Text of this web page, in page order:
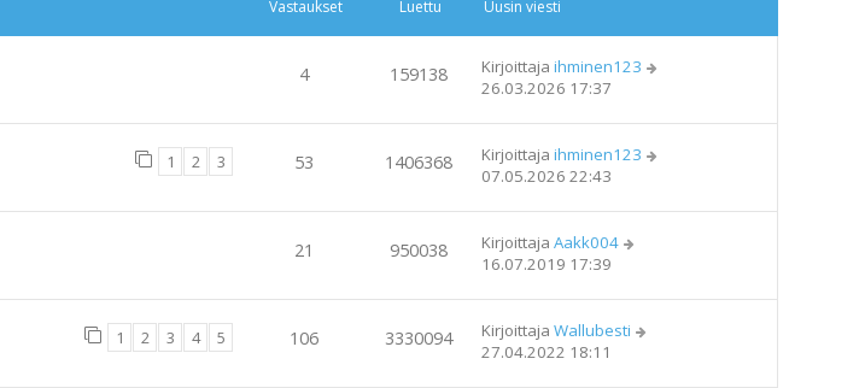
Vastaukset Luettu Uusin viesti
4 159138 Kirjoittaja ihminen123
26.03.2026 17:37
1 2 3 53 1406368 Kirjoittaja ihminen123
07.05.2026 22:43
21 950038 Kirjoittaja Aakk004
16.07.2019 17:39
1 2 3 4 5 106 3330094 Kirjoittaja Wallubesti
27.04.2022 18:11